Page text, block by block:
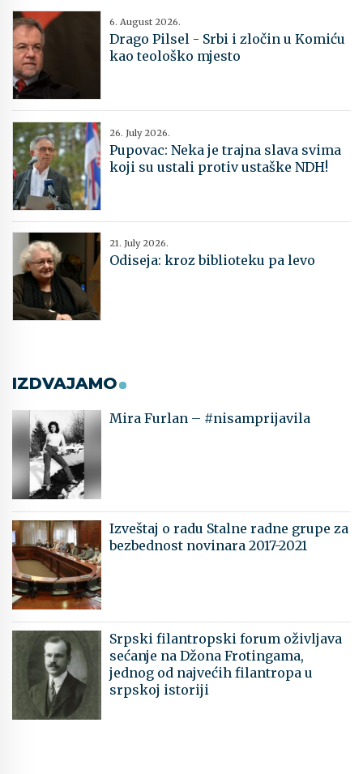
6. August 2026.
Drago Pilsel - Srbi i zločin u Komiću
kao teološko mjesto
26. July 2026.
Pupovac: Neka je trajna slava svima
koji su ustali protiv ustaške NDH!
21. July 2026.
Odiseja: kroz biblioteku pa levo
IZDVAJAMO
Mira Furlan – #nisamprijavila
Izveštaj o radu Stalne radne grupe za
bezbednost novinara 2017-2021
Srpski filantropski forum oživljava
sećanje na Džona Frotingama,
jednog od najvećih filantropa u
srpskoj istoriji